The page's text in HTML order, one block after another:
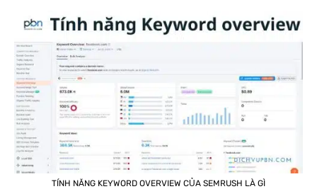
TÍNH NĂNG KEYWORD OVERVIEW CỦA SEMRUSH LÀ GÌ